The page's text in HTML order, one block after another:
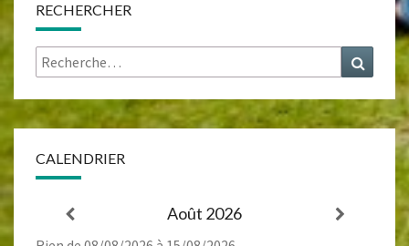
RECHERCHER
Rechercher :
CALENDRIER
Août 2026